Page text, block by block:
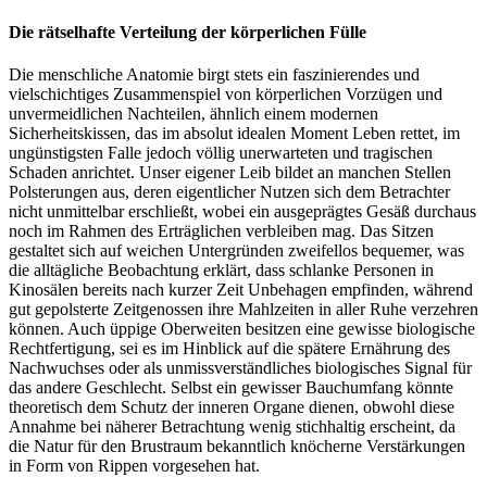
Die rätselhafte Verteilung der körperlichen Fülle
Die menschliche Anatomie birgt stets ein faszinierendes und
vielschichtiges Zusammenspiel von körperlichen Vorzügen und
unvermeidlichen Nachteilen, ähnlich einem modernen
Sicherheitskissen, das im absolut idealen Moment Leben rettet, im
ungünstigsten Falle jedoch völlig unerwarteten und tragischen
Schaden anrichtet. Unser eigener Leib bildet an manchen Stellen
Polsterungen aus, deren eigentlicher Nutzen sich dem Betrachter
nicht unmittelbar erschließt, wobei ein ausgeprägtes Gesäß durchaus
noch im Rahmen des Erträglichen verbleiben mag. Das Sitzen
gestaltet sich auf weichen Untergründen zweifellos bequemer, was
die alltägliche Beobachtung erklärt, dass schlanke Personen in
Kinosälen bereits nach kurzer Zeit Unbehagen empfinden, während
gut gepolsterte Zeitgenossen ihre Mahlzeiten in aller Ruhe verzehren
können. Auch üppige Oberweiten besitzen eine gewisse biologische
Rechtfertigung, sei es im Hinblick auf die spätere Ernährung des
Nachwuchses oder als unmissverständliches biologisches Signal für
das andere Geschlecht. Selbst ein gewisser Bauchumfang könnte
theoretisch dem Schutz der inneren Organe dienen, obwohl diese
Annahme bei näherer Betrachtung wenig stichhaltig erscheint, da
die Natur für den Brustraum bekanntlich knöcherne Verstärkungen
in Form von Rippen vorgesehen hat.